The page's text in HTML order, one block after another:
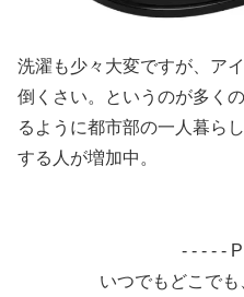
洗濯も少々大変ですが、ア
倒くさい。というのが多く
るように都市部の一人暮ら
する人が増加中。
- - - - -
いつでもどこでも